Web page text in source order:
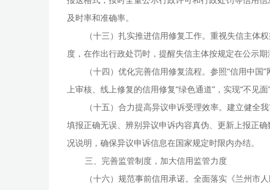
及时率和准确率。
（十三）扎实推进信用修复工作。重视失信主
度，在作出行政处罚时，提醒失信主体按规定在公示
（十四）优化完善信用修复流程。参照“信用中
上审核、线上修复的信用修复“绿色通道”，实现“不见
（十五）合力提高异议申诉受理效率。建立健全
填报正确无误、辨别异议申诉内容真伪、更新上报正
况说明，确保异议申诉信息在国家规定时限内办结。
三、完善监管制度，加大信用监管力度
（十六）规范事前信用承诺。全面落实《兰州